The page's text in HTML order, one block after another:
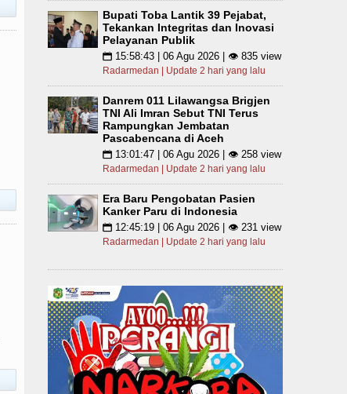
Bupati Toba Lantik 39 Pejabat,
Tekankan Integritas dan Inovasi
Pelayanan Publik
📅 15:58:43 | 06 Agu 2026 | 👁 835 view
Radarmedan | Update 2 hari yang lalu
Danrem 011 Lilawangsa Brigjen
TNI Ali Imran Sebut TNI Terus
Rampungkan Jembatan
Pascabencana di Aceh
📅 13:01:47 | 06 Agu 2026 | 👁 258 view
Radarmedan | Update 2 hari yang lalu
Era Baru Pengobatan Pasien
Kanker Paru di Indonesia
📅 12:45:19 | 06 Agu 2026 | 👁 231 view
Radarmedan | Update 2 hari yang lalu